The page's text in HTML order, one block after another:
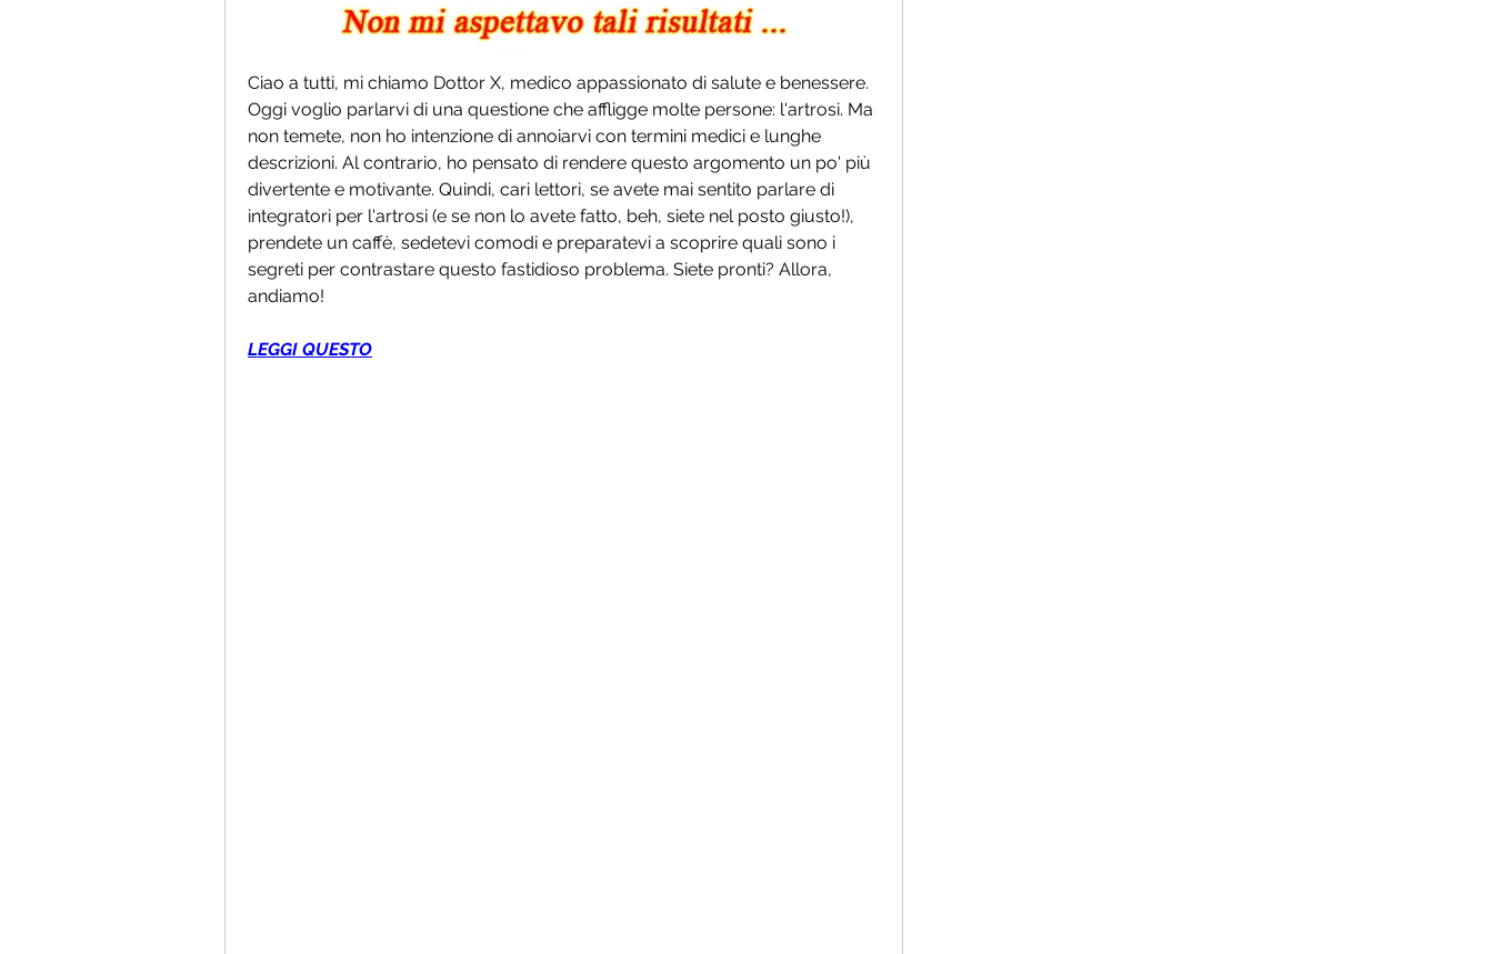
Ciao a tutti, mi chiamo Dottor X, medico appassionato di salute e benessere.
Oggi voglio parlarvi di una questione che affligge molte persone: l'artrosi. Ma
non temete, non ho intenzione di annoiarvi con termini medici e lunghe
descrizioni. Al contrario, ho pensato di rendere questo argomento un po' più
divertente e motivante. Quindi, cari lettori, se avete mai sentito parlare di
integratori per l'artrosi (e se non lo avete fatto, beh, siete nel posto giusto!),
prendete un caffè, sedetevi comodi e preparatevi a scoprire quali sono i
segreti per contrastare questo fastidioso problema. Siete pronti? Allora,
andiamo!
LEGGI QUESTO